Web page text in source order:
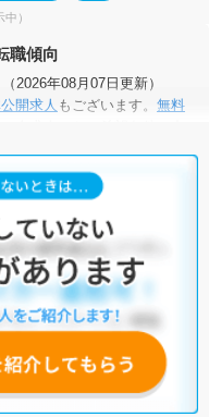
）
職傾向
2026年08月07日更新）
開求人 もございます。 無料
全求人からご希望条件に合
件が人気です。
正社員(正職員)
リ(在宅医療)・
「こだわり条件」から検索
。
と、ご希望条件をヒアリン